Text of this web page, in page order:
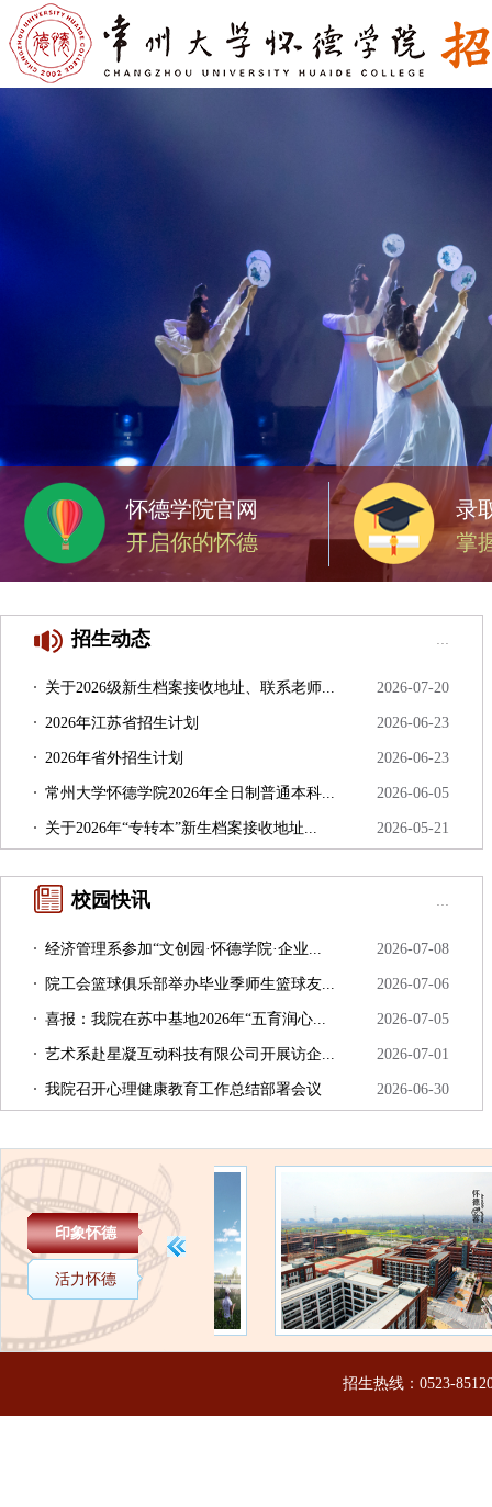
怀德学院官网
开启你的怀德
录
掌
招生动态
关于2026级新生档案接收地址、联系老师... 2026-07-20
2026年江苏省招生计划 2026-06-23
2026年省外招生计划 2026-06-23
常州大学怀德学院2026年全日制普通本科... 2026-06-05
关于2026年“专转本”新生档案接收地址... 2026-05-21
校园快讯
经济管理系参加“文创园·怀德学院·企业... 2026-07-08
院工会篮球俱乐部举办毕业季师生篮球友... 2026-07-06
喜报：我院在苏中基地2026年“五育润心... 2026-07-05
艺术系赴星凝互动科技有限公司开展访企... 2026-07-01
我院召开心理健康教育工作总结部署会议 2026-06-30
印象怀德
活力怀德
招生热线：0523-